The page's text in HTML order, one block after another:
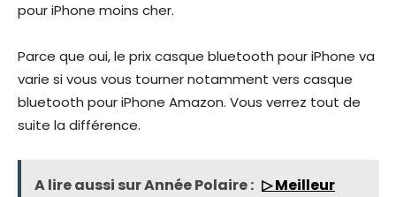
pour iPhone moins cher.
Parce que oui, le prix casque bluetooth pour iPhone va
varie si vous vous tourner notamment vers casque
bluetooth pour iPhone Amazon. Vous verrez tout de
suite la différence.
A lire aussi sur Année Polaire : ▷ Meilleur